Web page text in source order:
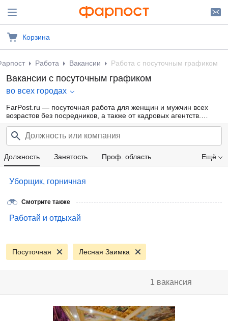
Корзина
Работа Вакансии Работа с посуточным графиком
Вакансии с посуточным графиком
во всех городах
FarPost.ru — посуточная работа для женщин и мужчин всех
возрастов без посредников, а также от кадровых агентств.
Свежие вакансии каждый день.
Ещё
Должность Занятость Проф. область
Уборщик, горничная
Смотрите также
Работай и отдыхай
Посуточная Лесная Заимка
1 вакансия